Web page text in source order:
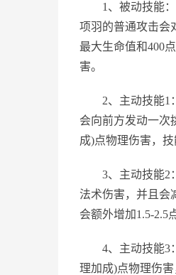
1、被动技能：
项羽的普通攻击会
最大生命值和400
害。
2、主动技能1：
会向前方发动一次
成)点物理伤害，
3、主动技能2：
法术伤害，并且会
会额外增加1.5-2.5
4、主动技能3：
理加成)点物理伤